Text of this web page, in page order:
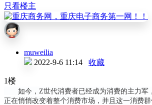
只看楼主
muweilia
2022-9-6 11:14 收藏
1楼
如今，Z世代消费者已经成为消费的主力军
正在悄悄改变着整个消费市场，并且这一消费